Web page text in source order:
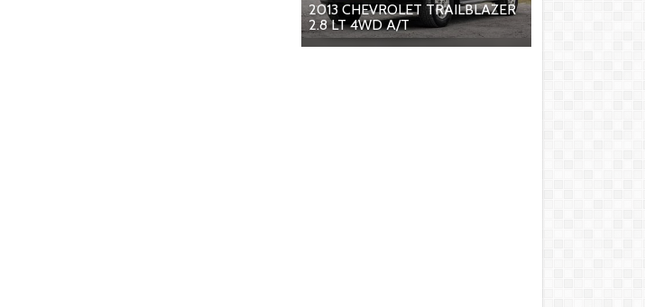
2013 CHEVROLET TRAILBLAZER
2.8 LT 4WD A/T